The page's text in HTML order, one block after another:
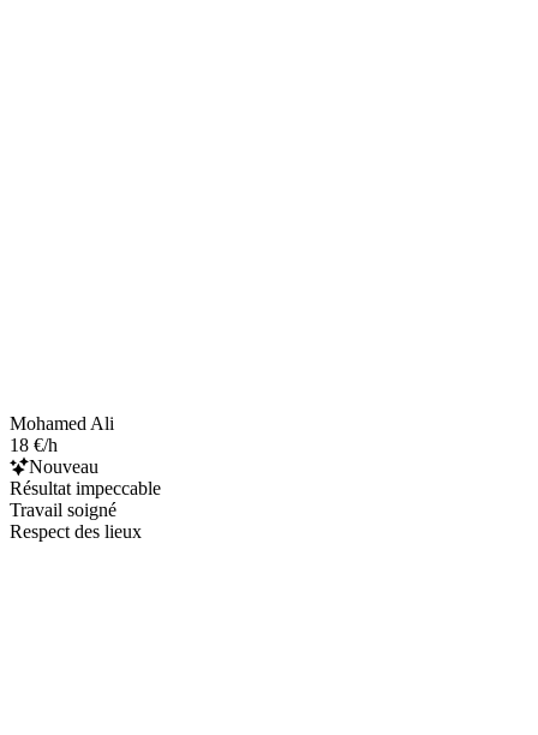
Mohamed Ali
18 €/h
Nouveau
Résultat impeccable
Travail soigné
Respect des lieux